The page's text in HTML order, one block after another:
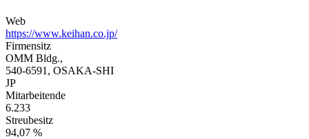
Web
https://www.keihan.co.jp/
Firmensitz
OMM Bldg.,
540-6591, OSAKA-SHI
JP
Mitarbeitende
6.233
Streubesitz
94,07 %